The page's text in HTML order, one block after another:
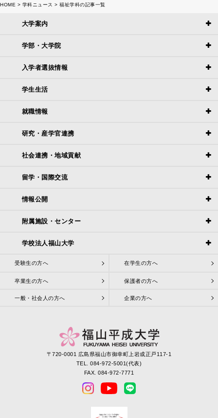
HOME 学科ニュース 福祉学科の記事一覧
大学案内
学部・大学院
入学者選抜情報
学生生活
就職情報
研究・産学官連携
社会連携・地域貢献
留学・国際交流
情報公開
附属施設・センター
学校法人福山大学
受験生の方へ 在学生の方へ
卒業生の方へ 保護者の方へ
一般・社会人の方へ 企業の方へ
〒720-0001 広島県福山市御幸町上岩成正戸117-1
TEL. 084-972-5001(代表)
FAX. 084-972-7771